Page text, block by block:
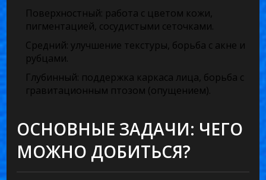
Поверхностный: работа с цветом кожи,
пигментацией, сосудистыми сеточками.
Средний: улучшение текстуры, борьба с акне и
рубцами.
Глубинный: поддержка каркаса лица, борьба с
гравитационным птозом (опущением).
ОСНОВНЫЕ ЗАДАЧИ: ЧЕГО
МОЖНО ДОБИТЬСЯ?